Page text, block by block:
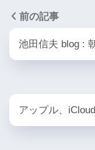
前の記事
池田信夫 blog :
アップル、